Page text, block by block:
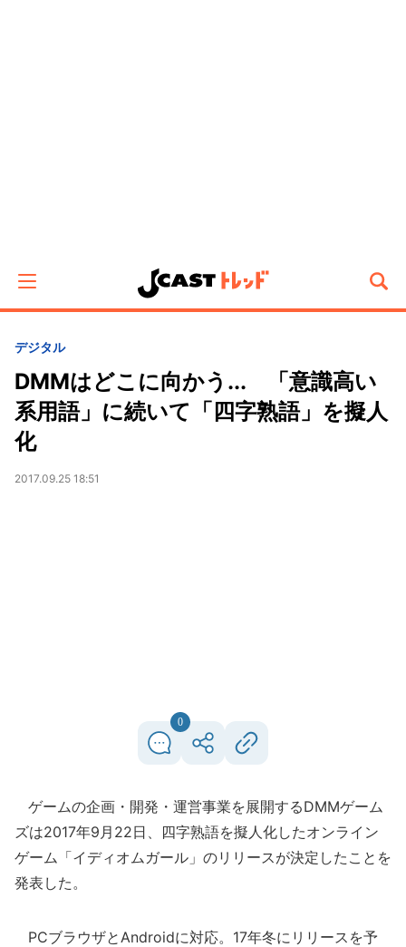
デジタル
DMMはどこに向かう... 「意識高い
系用語」に続いて「四字熟語」を擬人
化
2017.09.25 18:51
0
ゲームの企画・開発・運営事業を展開するDMMゲーム
ズは2017年9月22日、四字熟語を擬人化したオンライン
ゲーム「イディオムガール」のリリースが決定したことを
発表した。
PCブラウザとAndroidに対応。17年冬にリリースを予